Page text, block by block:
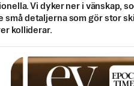
Vi dyker ner i vänskap,
små detaljerna som gör stor
kolliderar.